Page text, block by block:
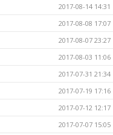
2017-08-14 14:31
2017-08-08 17:07
2017-08-07 23:27
2017-08-03 11:06
2017-07-31 21:34
2017-07-19 17:16
2017-07-12 12:17
2017-07-07 15:05